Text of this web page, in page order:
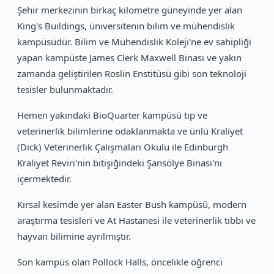
Şehir merkezinin birkaç kilometre güneyinde yer alan
King's Buildings, üniversitenin bilim ve mühendislik
kampüsüdür. Bilim ve Mühendislik Koleji'ne ev sahipliği
yapan kampüste James Clerk Maxwell Binası ve yakın
zamanda geliştirilen Roslin Enstitüsü gibi son teknoloji
tesisler bulunmaktadır.
Hemen yakındaki BioQuarter kampüsü tıp ve
veterinerlik bilimlerine odaklanmakta ve ünlü Kraliyet
(Dick) Veterinerlik Çalışmaları Okulu ile Edinburgh
Kraliyet Reviri'nin bitişiğindeki Şansölye Binası'nı
içermektedir.
Kırsal kesimde yer alan Easter Bush kampüsü, modern
araştırma tesisleri ve At Hastanesi ile veterinerlik tıbbı ve
hayvan bilimine ayrılmıştır.
Son kampüs olan Pollock Halls, öncelikle öğrenci